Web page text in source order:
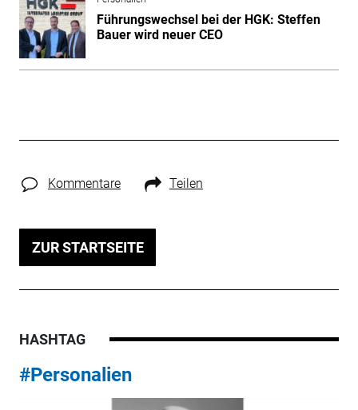
Führungswechsel bei der HGK: Steffen
Bauer wird neuer CEO
Kommentare Teilen
ZUR STARTSEITE
HASHTAG
#Personalien